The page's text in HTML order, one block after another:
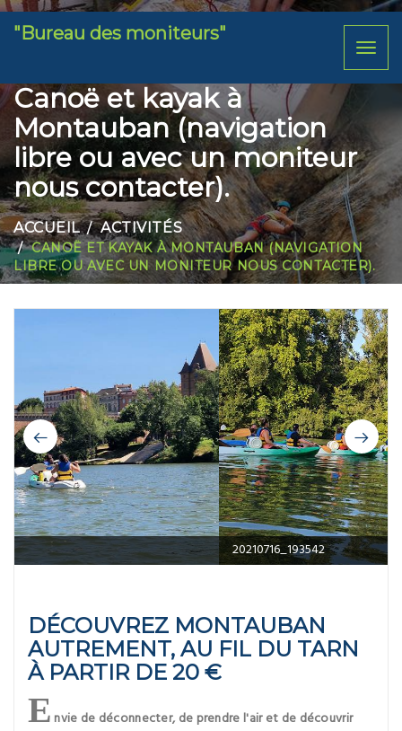
"Bureau des moniteurs"
Canoë et kayak à
Montauban (navigation
libre ou avec un moniteur
nous contacter).
ACCUEIL ACTIVITÉS
CANOË ET KAYAK À MONTAUBAN (NAVIGATION
LIBRE OU AVEC UN MONITEUR NOUS CONTACTER).
20210716_193542
DÉCOUVREZ MONTAUBAN
AUTREMENT, AU FIL DU TARN
À PARTIR DE 20 €
E nvie de déconnecter, de prendre l'air et de découvrir